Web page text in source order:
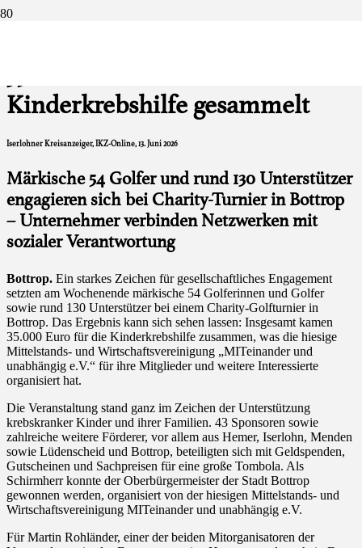
Kinderkrebshilfe gesammelt
Iserlohner Kreisanzeiger, IKZ-Online, 13. Juni 2026
Märkische 54 Golfer und rund 130 Unterstützer
engagieren sich bei Charity-Turnier in Bottrop
– Unternehmer verbinden Netzwerken mit
sozialer Verantwortung
Bottrop. Ein starkes Zeichen für gesellschaftliches Engagement
setzten am Wochenende märkische 54 Golferinnen und Golfer
sowie rund 130 Unterstützer bei einem Charity-Golfturnier in
Bottrop. Das Ergebnis kann sich sehen lassen: Insgesamt kamen
35.000 Euro für die Kinderkrebshilfe zusammen, was die hiesige
Mittelstands- und Wirtschaftsvereinigung „MITeinander und
unabhängig e.V.“ für ihre Mitglieder und weitere Interessierte
organisiert hat.
Die Veranstaltung stand ganz im Zeichen der Unterstützung
krebskranker Kinder und ihrer Familien. 43 Sponsoren sowie
zahlreiche weitere Förderer, vor allem aus Hemer, Iserlohn, Menden
sowie Lüdenscheid und Bottrop, beteiligten sich mit Geldspenden,
Gutscheinen und Sachpreisen für eine große Tombola. Als
Schirmherr konnte der Oberbürgermeister der Stadt Bottrop
gewonnen werden, organisiert von der hiesigen Mittelstands- und
Wirtschaftsvereinigung MITeinander und unabhängig e.V.
Für Martin Rohländer, einer der beiden Mitorganisatoren der